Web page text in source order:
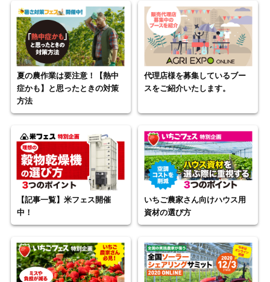
夏の農作業は要注意！【熱中
症かも】と思ったときの対策
方法
代理店様を募集しているブー
スをご紹介いたします。
【記事一覧】米フェス開催
中！
いちご農家さん向けハウス用
資材の選び方